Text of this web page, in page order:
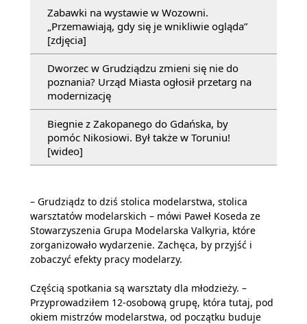
Zabawki na wystawie w Wozowni.
„Przemawiają, gdy się je wnikliwie ogląda”
[zdjęcia]
Dworzec w Grudziądzu zmieni się nie do
poznania? Urząd Miasta ogłosił przetarg na
modernizację
Biegnie z Zakopanego do Gdańska, by
pomóc Nikosiowi. Był także w Toruniu!
[wideo]
– Grudziądz to dziś stolica modelarstwa, stolica
warsztatów modelarskich – mówi Paweł Koseda ze
Stowarzyszenia Grupa Modelarska Valkyria, które
zorganizowało wydarzenie. Zachęca, by przyjść i
zobaczyć efekty pracy modelarzy.
Częścią spotkania są warsztaty dla młodzieży. –
Przyprowadziłem 12-osobową grupę, która tutaj, pod
okiem mistrzów modelarstwa, od początku buduje